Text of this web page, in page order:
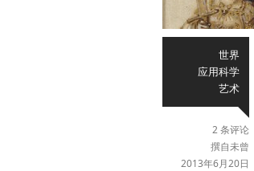
世界
应用科学
艺术
2 条评论
撰自未曾
2013年6月20日